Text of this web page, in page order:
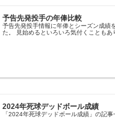
予告先発投手の年俸比較
予告先発投手情報に年俸とシーズン成績
た。 見始めるといろいろ気付くこともあ
2024年死球デッドボール成績
「2024年死球デッドボール成績」の記事